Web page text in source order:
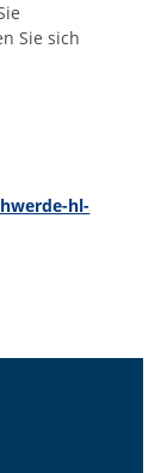
Sie sich
hl-